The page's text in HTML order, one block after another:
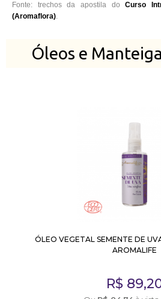
Fonte: trechos da apostila doCurso
(Aromaflora).
Óleos e
ÓLEO VEGETAL SEMENTE DE
AROMALIFE
R$